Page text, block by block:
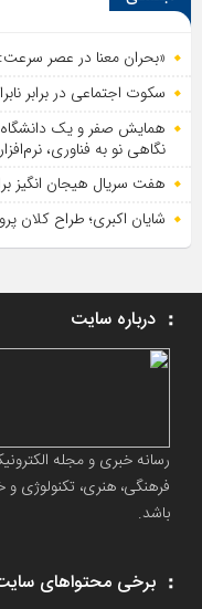
«بحران معنا در عصر
سکوت اجتماعی در برابر
همایش صفر و یک دانشگاه
نگاهی نو به فناوری،
هفت سریال هیجان انگیز
شایان اکبری؛ طراح کلان
درباره سایت
رسانه خبری و مجله
فرهنگی، هنری، تکنولوژی
باشد.
برخی محتواهای